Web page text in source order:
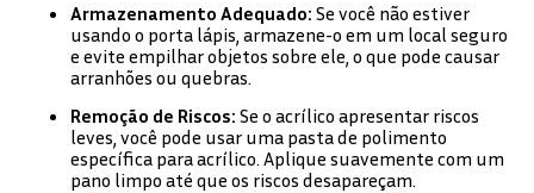
Armazenamento Adequado: Se você não estiver
usando o porta lápis, armazene-o em um local seguro
e evite empilhar objetos sobre ele, o que pode causar
arranhões ou quebras.
Remoção de Riscos: Se o acrílico apresentar riscos
leves, você pode usar uma pasta de polimento
específica para acrílico. Aplique suavemente com um
pano limpo até que os riscos desapareçam.